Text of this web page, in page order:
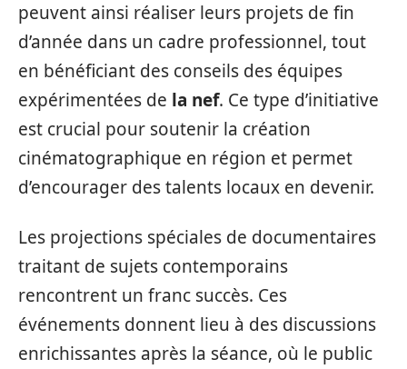
peuvent ainsi réaliser leurs projets de fin
d’année dans un cadre professionnel, tout
en bénéficiant des conseils des équipes
expérimentées de la nef. Ce type d’initiative
est crucial pour soutenir la création
cinématographique en région et permet
d’encourager des talents locaux en devenir.
Les projections spéciales de documentaires
traitant de sujets contemporains
rencontrent un franc succès. Ces
événements donnent lieu à des discussions
enrichissantes après la séance, où le public